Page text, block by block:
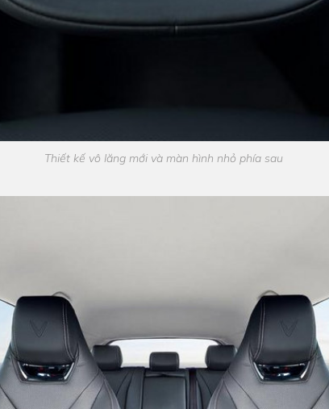
Thiết kế vô lăng mới và màn hình nhỏ phía sau